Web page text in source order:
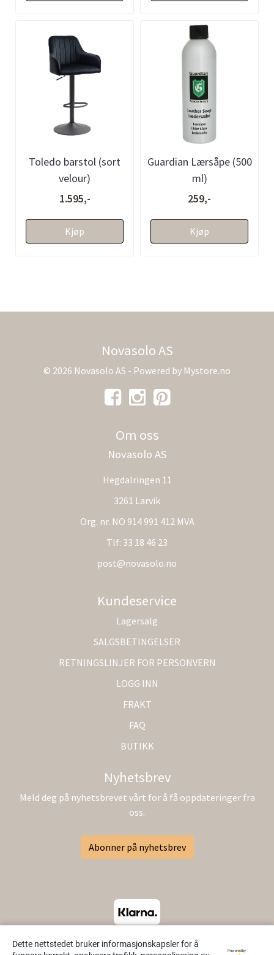
Toledo barstol (sort
velour)
1.595,-
Kjøp
Guardian Lærsåpe (500
ml)
259,-
Kjøp
Dette nettstedet bruker informasjonskapsler for å
Powered by
Novasolo AS
© 2026 Novasolo AS - Powered by Mystore.no
Om oss
Novasolo AS
Hegdalringen 11
3261 Larvik
Org. nr. NO 914 991 412 MVA
Tlf: 33 18 46 23
post@novasolo.no
Kundeservice
Lagersalg
SALGSBETINGELSER
RETNINGSLINJER FOR PERSONVERN
LOGG INN
FRAKT
FAQ
BUTIKK
Nyhetsbrev
Meld deg på nyhetsbrevet vårt for å få oppdateringer fra
oss.
Abonner på nyhetsbrev